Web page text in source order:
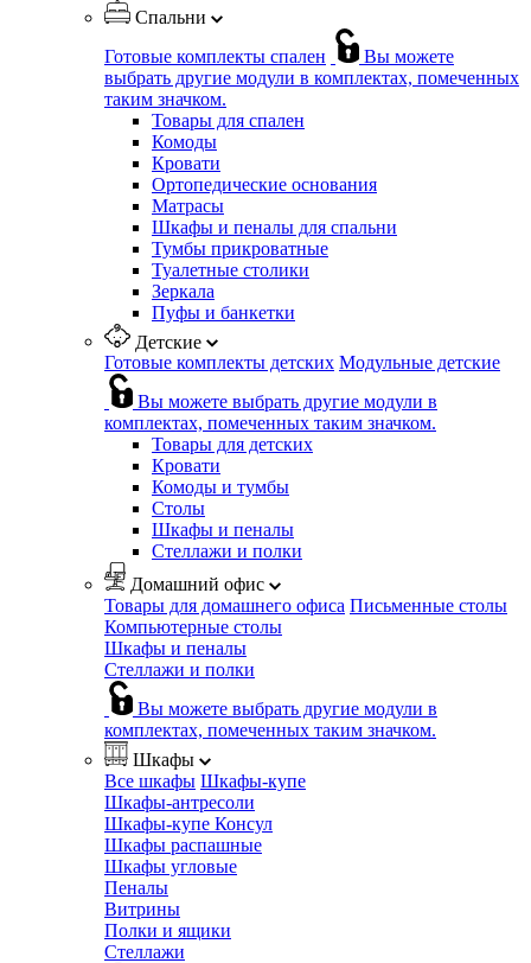
Спальни
Готовые комплекты спален
Вы можете
выбрать другие модули в комплектах, помеченных
таким значком.
Товары для спален
Комоды
Кровати
Ортопедические основания
Матрасы
Шкафы и пеналы для спальни
Тумбы прикроватные
Туалетные столики
Зеркала
Пуфы и банкетки
Детские
Готовые комплекты детских Модульные детские
Вы можете выбрать другие модули в
комплектах, помеченных таким значком.
Товары для детских
Кровати
Комоды и тумбы
Столы
Шкафы и пеналы
Стеллажи и полки
Домашний офис
Товары для домашнего офиса Письменные столы
Компьютерные столы
Шкафы и пеналы
Стеллажи и полки
Вы можете выбрать другие модули в
комплектах, помеченных таким значком.
Шкафы
Все шкафы Шкафы-купе
Шкафы-антресоли
Шкафы-купе Консул
Шкафы распашные
Шкафы угловые
Пеналы
Витрины
Полки и ящики
Стеллажи